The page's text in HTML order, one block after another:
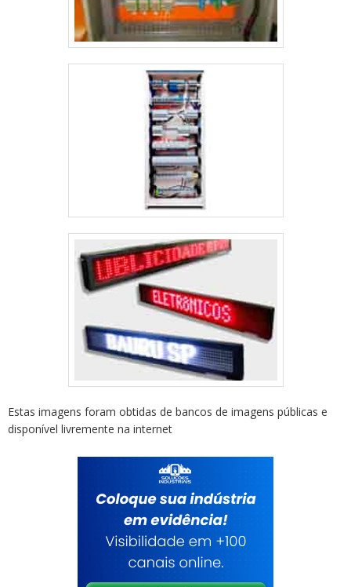
Estas imagens foram obtidas de bancos de imagens públicas e
disponível livremente na internet